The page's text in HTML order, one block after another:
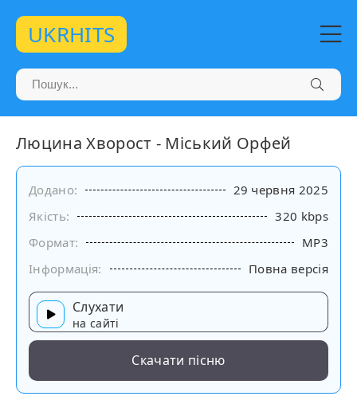
UKRHITS
Люцина Хворост - Міський Орфей
Додано:
29 червня 2025
Якість:
320 kbps
Формат:
MP3
Інформація:
Повна версія
Слухати
на сайті
Скачати пісню